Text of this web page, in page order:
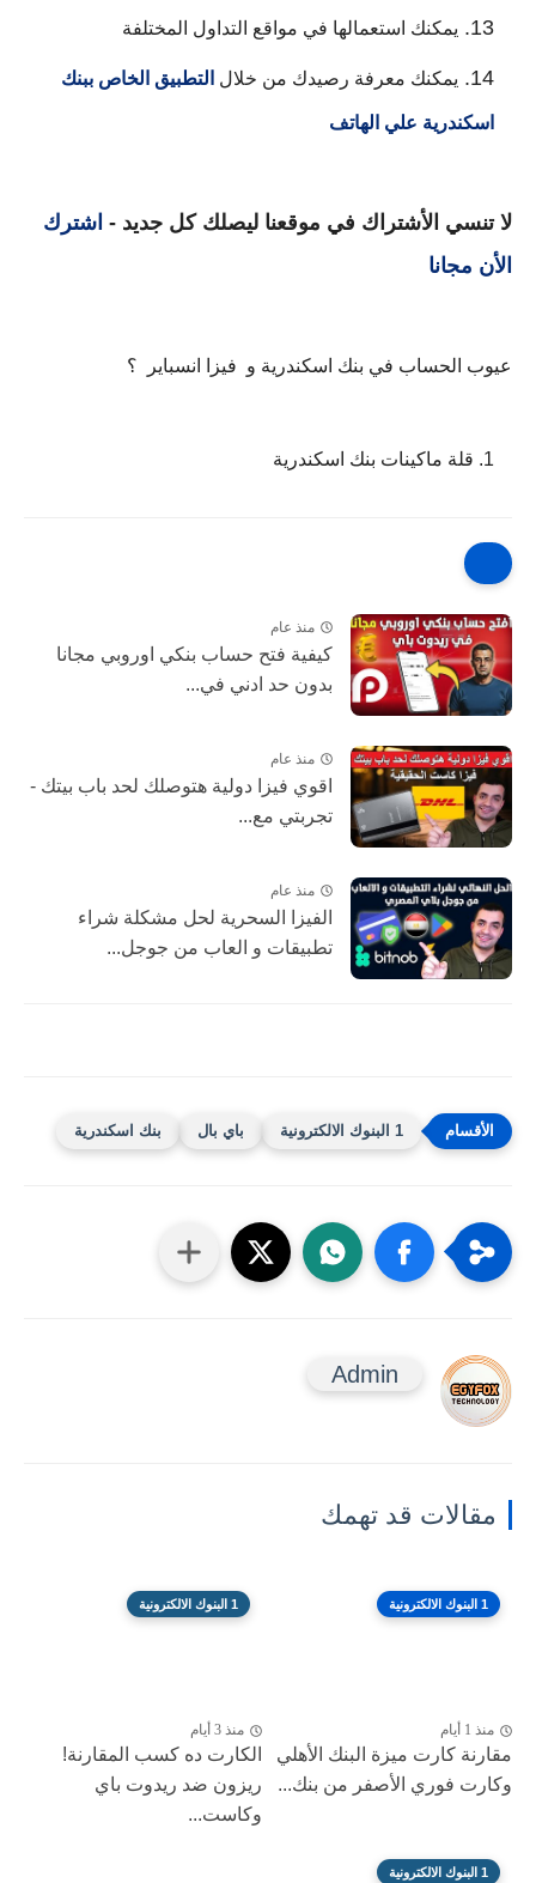
يمكنك استعمالها في مواقع التداول المختلفة
يمكنك معرفة رصيدك من خلال
اسكندرية علي الهاتف
لا تنسي الأشتراك في موقعنا ليصلك كل جديد - اشترك
الأن مجانا
عيوب الحساب في بنك اسكندرية و  فيزا انسباير  ؟
قلة ماكينات بنك اسكندرية
منذ عام
كيفية فتح حساب بنكي اوروبي مجانا
بدون حد ادني في...
منذ عام
اقوي فيزا دولية هتوصلك لحد باب بيتك -
تجربتي مع...
منذ عام
الفيزا السحرية لحل مشكلة شراء
تطبيقات و العاب من جوجل...
1 البنوك الالكترونية باي بال بنك اسكندرية
Admin
مقالات قد تهمك
1 البنوك الالكترونية
منذ 1 أيام
مقارنة كارت ميزة البنك الأهلي
وكارت فوري الأصفر من بنك...
1 البنوك الالكترونية
منذ 3 أيام
الكارت ده كسب المقارنة!
ريزون ضد ريدوت باي
وكاست...
1 البنوك الالكترونية